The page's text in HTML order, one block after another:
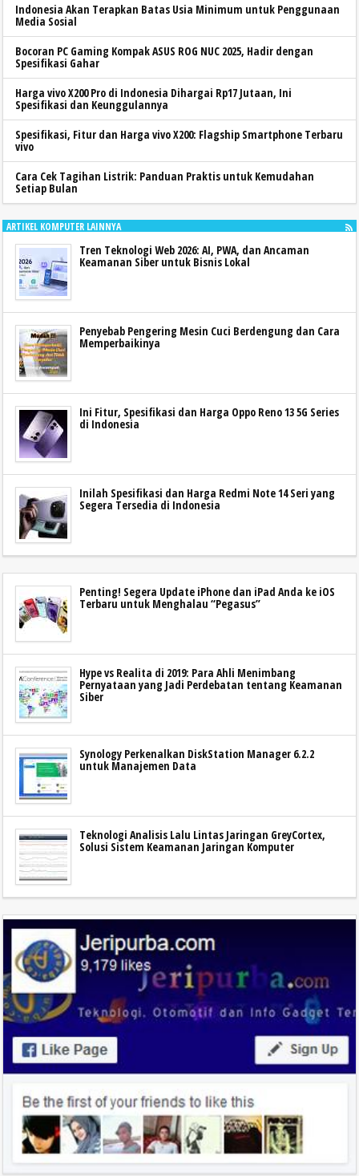
Indonesia Akan Terapkan Batas Usia Minimum untuk Penggunaan
Media Sosial
Bocoran PC Gaming Kompak ASUS ROG NUC 2025, Hadir dengan
Spesifikasi Gahar
Harga vivo X200 Pro di Indonesia Dihargai Rp17 Jutaan, Ini
Spesifikasi dan Keunggulannya
Spesifikasi, Fitur dan Harga vivo X200: Flagship Smartphone Terbaru
vivo
Cara Cek Tagihan Listrik: Panduan Praktis untuk Kemudahan
Setiap Bulan
ARTIKEL KOMPUTER LAINNYA
Tren Teknologi Web 2026: AI, PWA, dan Ancaman
Keamanan Siber untuk Bisnis Lokal
Penyebab Pengering Mesin Cuci Berdengung dan Cara
Memperbaikinya
Ini Fitur, Spesifikasi dan Harga Oppo Reno 13 5G Series
di Indonesia
Inilah Spesifikasi dan Harga Redmi Note 14 Seri yang
Segera Tersedia di Indonesia
Penting! Segera Update iPhone dan iPad Anda ke iOS
Terbaru untuk Menghalau “Pegasus”
Hype vs Realita di 2019: Para Ahli Menimbang
Pernyataan yang Jadi Perdebatan tentang Keamanan
Siber
Synology Perkenalkan DiskStation Manager 6.2.2
untuk Manajemen Data
Teknologi Analisis Lalu Lintas Jaringan GreyCortex,
Solusi Sistem Keamanan Jaringan Komputer